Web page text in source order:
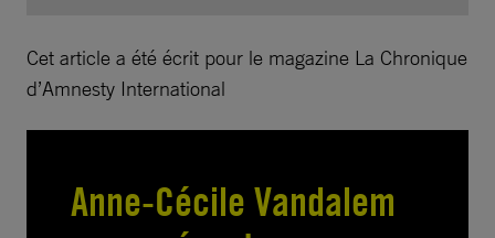
Cet article a été écrit pour le magazine La Chronique
d’Amnesty International
Anne-Cécile Vandalem